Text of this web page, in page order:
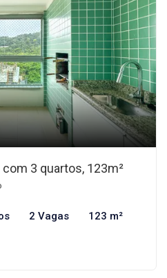
3 quartos, 123m²
2 Vagas 123 m²